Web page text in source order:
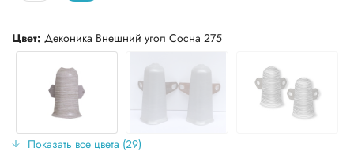
Цвет: Деконика Внешний угол Сосна 275
Показать все цвета (29)